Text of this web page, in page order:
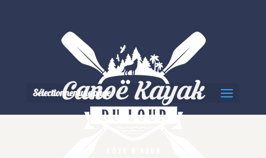
Sélectionner une page